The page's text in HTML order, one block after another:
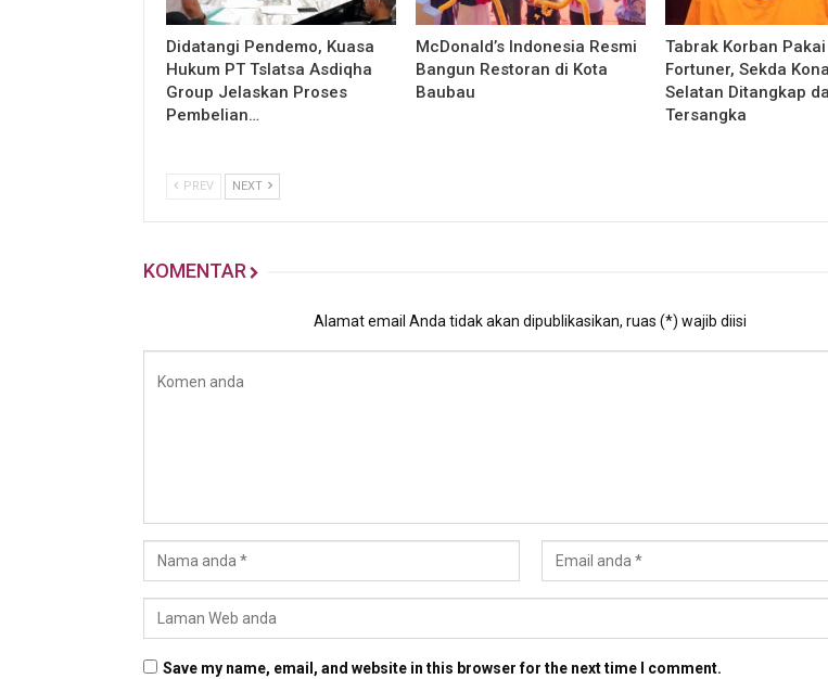
Didatangi Pendemo, Kuasa
Hukum PT Tslatsa Asdiqha
Group Jelaskan Proses
Pembelian…
McDonald’s Indonesia Resmi
Bangun Restoran di Kota
Baubau
Tabrak Korban Pakai
Fortuner, Sekda
Selatan Ditangkap
Tersangka
PREV NEXT
KOMENTAR
Alamat email Anda tidak akan dipublikasikan, ruas (*) wajib diisi
Save my name, email, and website in this browser for the next time I comment.